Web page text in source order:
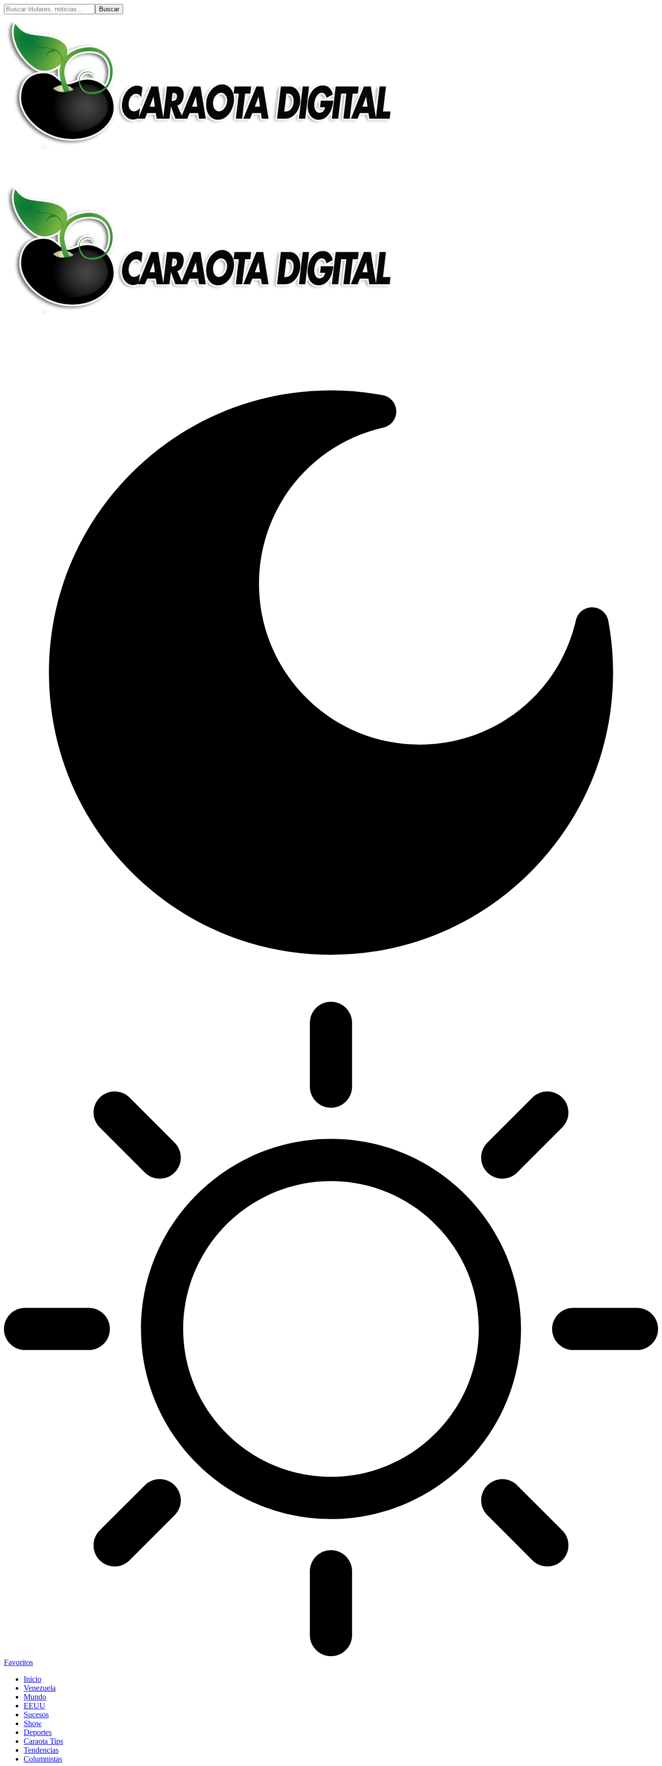
Favoritos
Inicio
Venezuela
Mundo
EEUU
Sucesos
Show
Deportes
Caraota Tips
Tendencias
Columnistas